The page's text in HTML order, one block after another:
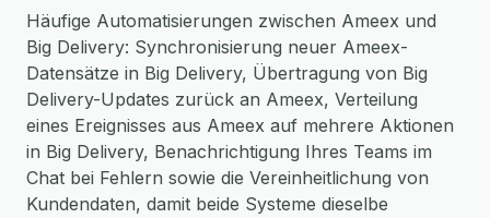
Häufige Automatisierungen zwischen Ameex und
Big Delivery: Synchronisierung neuer Ameex-
Datensätze in Big Delivery, Übertragung von Big
Delivery-Updates zurück an Ameex, Verteilung
eines Ereignisses aus Ameex auf mehrere Aktionen
in Big Delivery, Benachrichtigung Ihres Teams im
Chat bei Fehlern sowie die Vereinheitlichung von
Kundendaten, damit beide Systeme dieselbe